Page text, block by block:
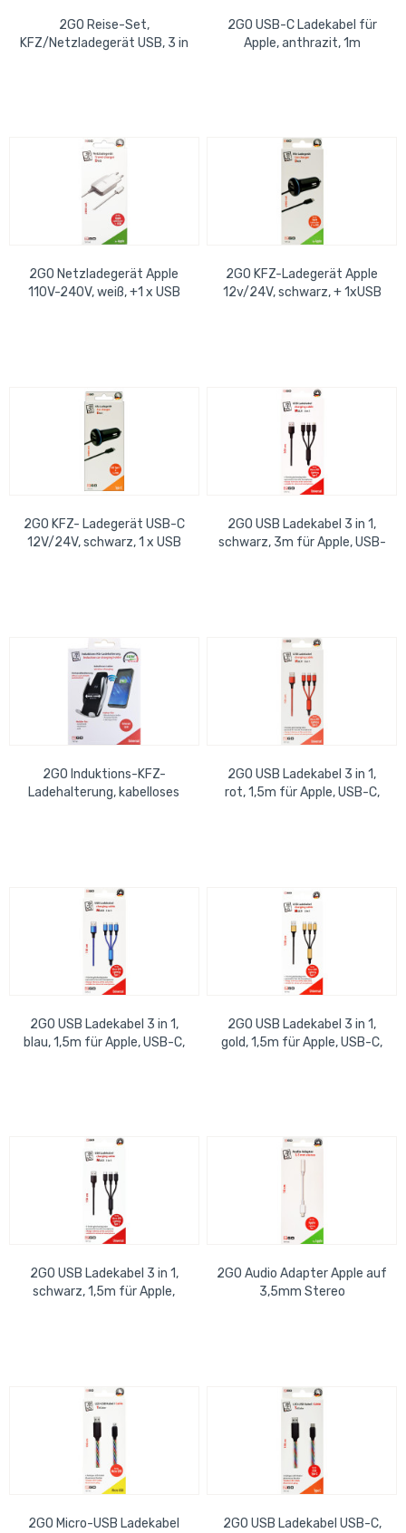
2GO Reise-Set,
KFZ/Netzladegerät USB, 3 in
2GO USB-C Ladekabel für
Apple, anthrazit, 1m
2GO Netzladegerät Apple
110V-240V, weiß, +1 x USB
2GO KFZ-Ladegerät Apple
12v/24V, schwarz, + 1xUSB
2GO KFZ- Ladegerät USB-C
12V/24V, schwarz, 1 x USB
2GO USB Ladekabel 3 in 1,
schwarz, 3m für Apple, USB-
2GO Induktions-KFZ-
Ladehalterung, kabelloses
2GO USB Ladekabel 3 in 1,
rot, 1,5m für Apple, USB-C,
2GO USB Ladekabel 3 in 1,
blau, 1,5m für Apple, USB-C,
2GO USB Ladekabel 3 in 1,
gold, 1,5m für Apple, USB-C,
2GO USB Ladekabel 3 in 1,
schwarz, 1,5m für Apple,
2GO Audio Adapter Apple auf
3,5mm Stereo
2GO Micro-USB Ladekabel
2GO USB Ladekabel USB-C,